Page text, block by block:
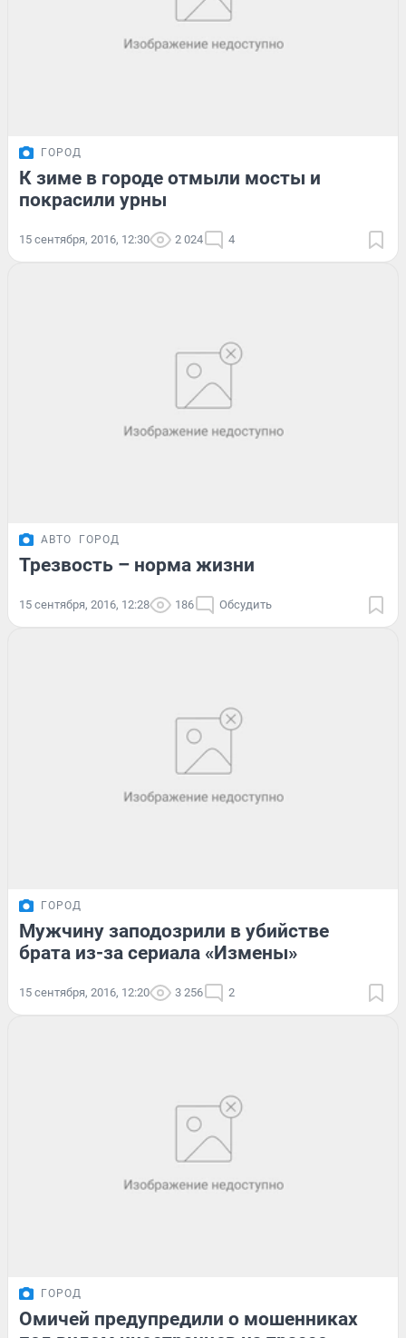
ГОРОД
К зиме в городе отмыли мосты и
покрасили урны
15 сентября, 2016, 12:30 2 024 4
АВТО ГОРОД
Трезвость – норма жизни
15 сентября, 2016, 12:28 186 Обсудить
ГОРОД
Мужчину заподозрили в убийстве
брата из-за сериала «Измены»
15 сентября, 2016, 12:20 3 256 2
ГОРОД
Омичей предупредили о мошенниках